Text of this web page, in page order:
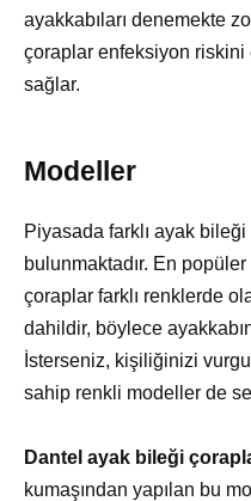
ayakkabıları denemekte
çoraplar enfeksiyon
sağlar.
Modeller
Piyasada farklı ayak
bulunmaktadır. En
çoraplar farklı renklerde
dahildir, böylece
İsterseniz, kişiliğinizi
sahip renkli modeller de
Dantel ayak bileği
kumaşından yapılan bu